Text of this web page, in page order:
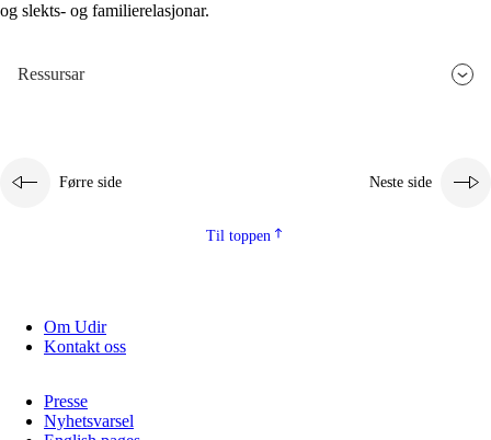
og slekts- og familierelasjonar.
Ressursar
Førre side Neste side
Til toppen
Om Udir
Kontakt oss
Presse
Nyhetsvarsel